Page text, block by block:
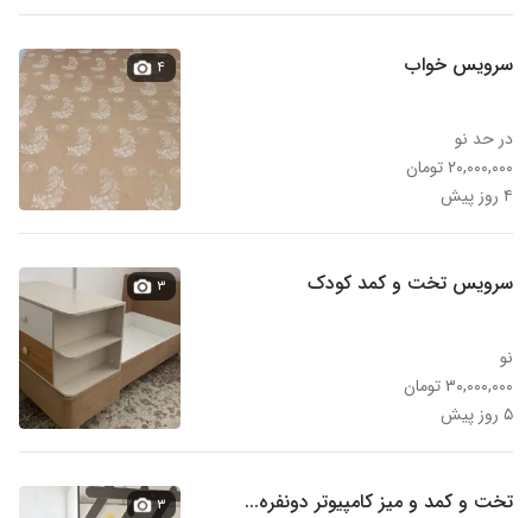
سرویس خواب
در حد نو
۲۰,۰۰۰,۰۰۰ تومان
۴ روز پیش
۴
سرویس تخت و کمد کودک
نو
۳۰,۰۰۰,۰۰۰ تومان
۵ روز پیش
۳
تخت و کمد و میز کامپیوتر دونفره... ۳